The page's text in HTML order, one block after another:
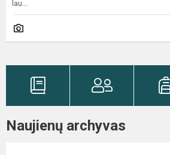
lau...
Naujienų archyvas